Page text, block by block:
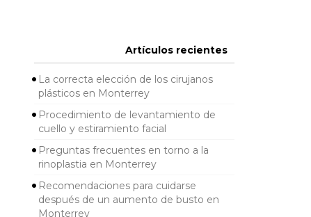
Artículos recientes
La correcta elección de los cirujanos
plásticos en Monterrey
Procedimiento de levantamiento de
cuello y estiramiento facial
Preguntas frecuentes en torno a la
rinoplastia en Monterrey
Recomendaciones para cuidarse
después de un aumento de busto en
Monterrey